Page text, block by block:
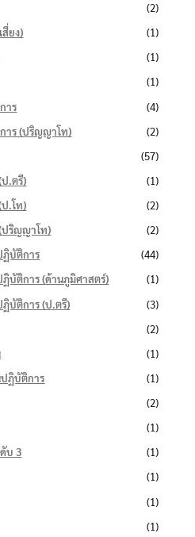
(2)
สี่ยง)
(1)
(1)
(1)
าร
(4)
าร (ปริญญาโท)
(2)
(57)
.ตรี)
(1)
.โท)
(2)
ปริญญาโท)
(2)
ฏิบัติการ
(44)
บัติการ (ด้านภูมิศาสตร์)
(1)
ฏิบัติการ (ป.ตรี)
(3)
(2)
(1)
ปฏิบัติการ
(1)
(2)
(1)
บ 3
(1)
(1)
(1)
(1)